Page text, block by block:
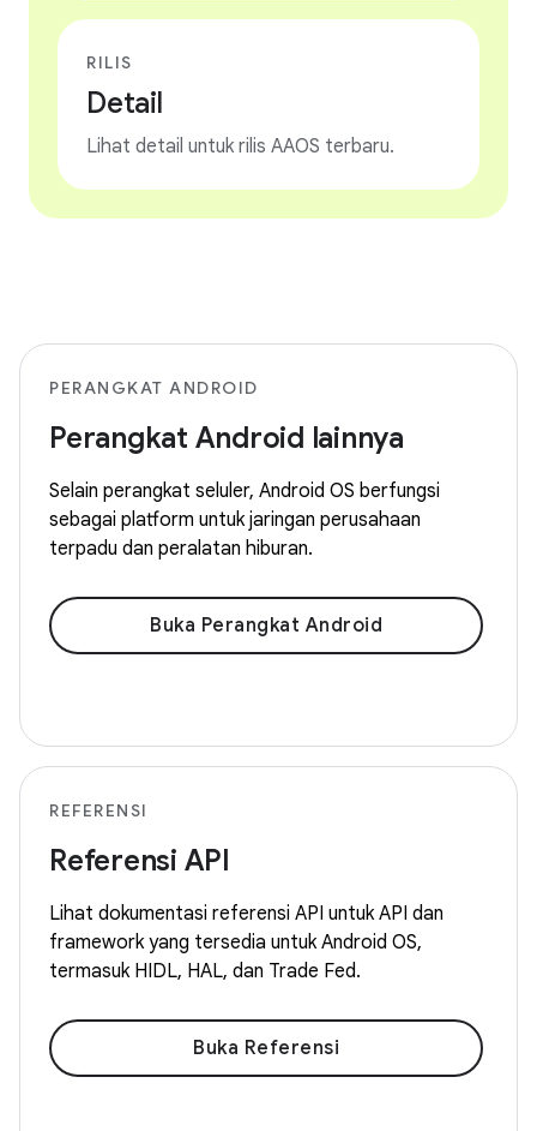
RILIS
Detail
Lihat detail untuk rilis AAOS terbaru.
PERANGKAT ANDROID
Perangkat Android lainnya
Selain perangkat seluler, Android OS berfungsi
sebagai platform untuk jaringan perusahaan
terpadu dan peralatan hiburan.
Buka Perangkat Android
REFERENSI
Referensi API
Lihat dokumentasi referensi API untuk API dan
framework yang tersedia untuk Android OS,
termasuk HIDL, HAL, dan Trade Fed.
Buka Referensi